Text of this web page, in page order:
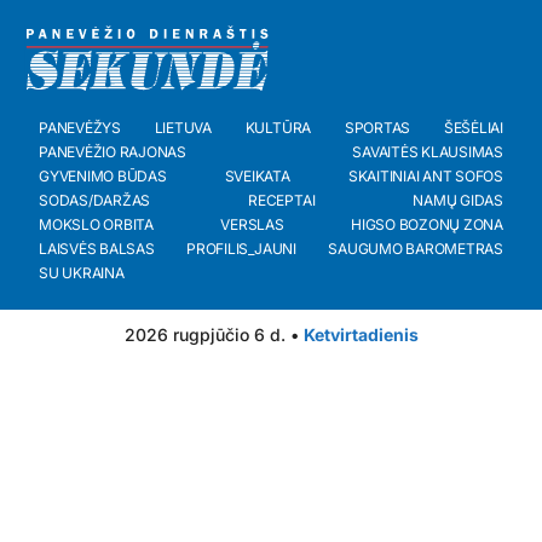
PANEVĖŽYS LIETUVA KULTŪRA SPORTAS
ŠEŠĖLIAI
PANEVĖŽIO RAJONAS
SAVAITĖS KLAUSIMAS
GYVENIMO BŪDAS
SVEIKATA
SKAITINIAI ANT SOFOS
SODAS/DARŽAS
RECEPTAI
NAMŲ GIDAS
MOKSLO ORBITA
VERSLAS
HIGSO BOZONŲ ZONA
LAISVĖS BALSAS
PROFILIS_JAUNI
SAUGUMO BAROMETRAS
SU UKRAINA
2026 rugpjūčio 6 d. • Ketvirtadienis